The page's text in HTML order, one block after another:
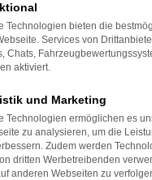
dein Gerät neu.
manchmal helfen,
zu beheben.
auf dem
Software birgt nicht
sondern kann
dass bestimmte
Technologien bieten die
Services von
Chats,
aktiviert.
und Marketing
Technologien ermöglichen es
zu analysieren, um die
Zudem werden
dritten Werbetreibenden
anderen Webseiten zu